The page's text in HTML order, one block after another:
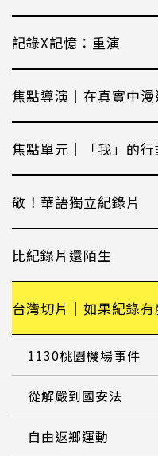
記錄X記憶：重演
焦點導演｜在真實中
焦點單元｜「我」的
敬！華語獨立紀錄片
比紀錄片還陌生
台灣切片｜如果紀錄
1130桃園機場事件
從解嚴到國安法
自由返鄉運動